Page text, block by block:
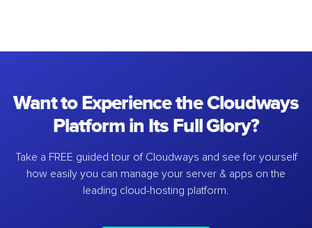
Want to Experience the Cloudways
Platform in Its Full Glory?
Take a FREE guided tour of Cloudways and see for yourself
how easily you can manage your server & apps on the
leading cloud-hosting platform.